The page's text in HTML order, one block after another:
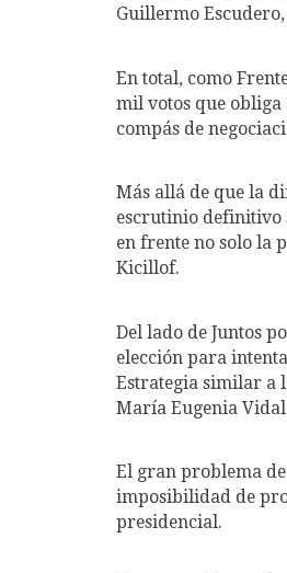
Guillermo
En total, como
mil votos que
compás de
Más allá de que la
escrutinio definitivo
en frente no solo la
Kicillof.
Del lado de Juntos
elección para
Estrategia similar a
María Eugenia
El gran problema
imposibilidad de
presidencial.